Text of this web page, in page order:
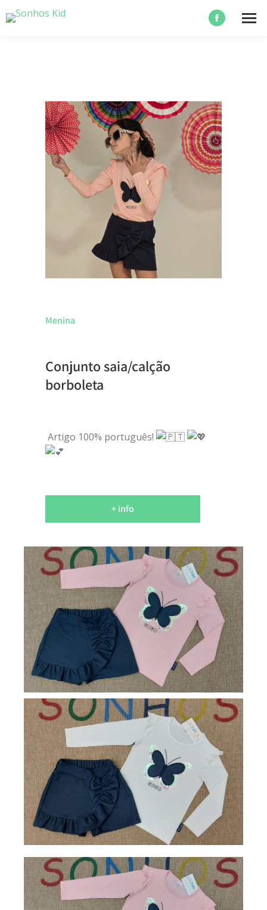
Menina
Conjunto saia/calção
borboleta
Artigo 100% português!
+ info